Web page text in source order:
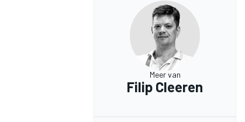
Meer van
Filip Cleeren